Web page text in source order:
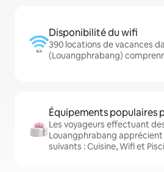
Disponibilité du wifi
390 locations de vacances
(Louangphrabang)
Équipements populaires
Les voyageurs effectuant
Louangphrabang
suivants : Cuisine, Wifi et